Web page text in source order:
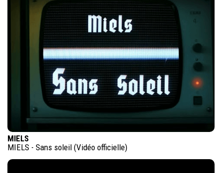
MIELS
MIELS - Sans soleil (Vidéo officielle)